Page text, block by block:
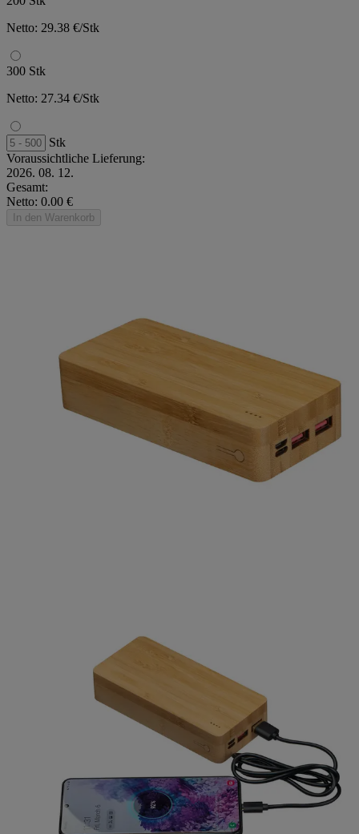
Netto: 29.38 €/Stk
300 Stk
Netto: 27.34 €/Stk
Stk
Voraussichtliche Lieferung:
2026. 08. 12.
Gesamt:
Netto: 0.00 €
In den Warenkorb